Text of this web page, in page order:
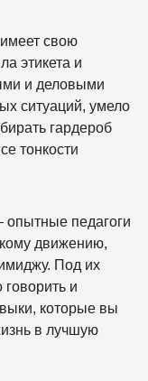
свою
этикета и
и деловыми
ситуаций, умело
гардероб
тонкости
педагоги
движению,
Под их
и
которые вы
в лучшую